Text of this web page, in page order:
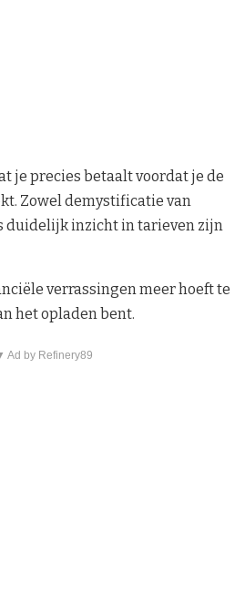
je precies betaalt voordat je de
Zowel demystificatie van
duidelijk inzicht in tarieven zijn
verrassingen meer hoeft te
het opladen bent.
Ad by Refinery89